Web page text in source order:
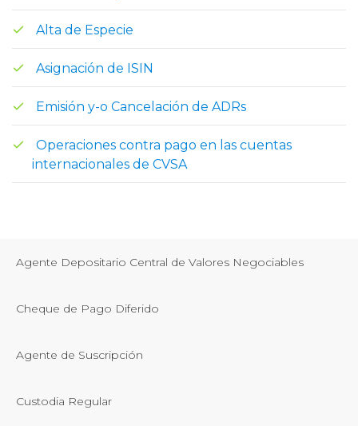
Agente Depositario Central de Valores Negociables
Cheque de Pago Diferido
Agente de Suscripción
Custodia Regular
Alta de Especie
Asignación de ISIN
Emisión y-o Cancelación de ADRs
Operaciones contra pago en las cuentas
internacionales de CVSA